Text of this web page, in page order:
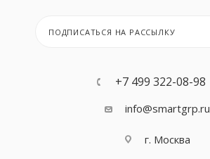
ПОДПИСАТЬСЯ НА РАССЫЛКУ
+7 499 322-08-98
info@smartgrp.ru
г. Москва